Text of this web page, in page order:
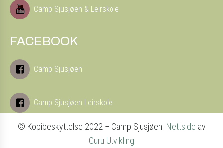
Camp Sjusjøen & Leirskole
FACEBOOK
Camp Sjusjøen
Camp Sjusjøen Leirskole
© Kopibeskyttelse 2022 – Camp Sjusjøen. Nettside av
Guru Utvikling